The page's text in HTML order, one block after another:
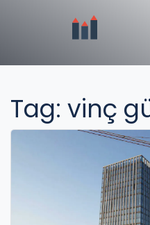
Tag: vinç